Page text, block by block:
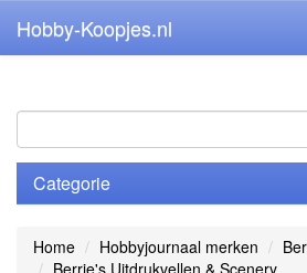
Hobby-Koopjes.nl
Categorie
Home Hobbyjournaal merken
Berrie's Uitdrukvellen & Scenery